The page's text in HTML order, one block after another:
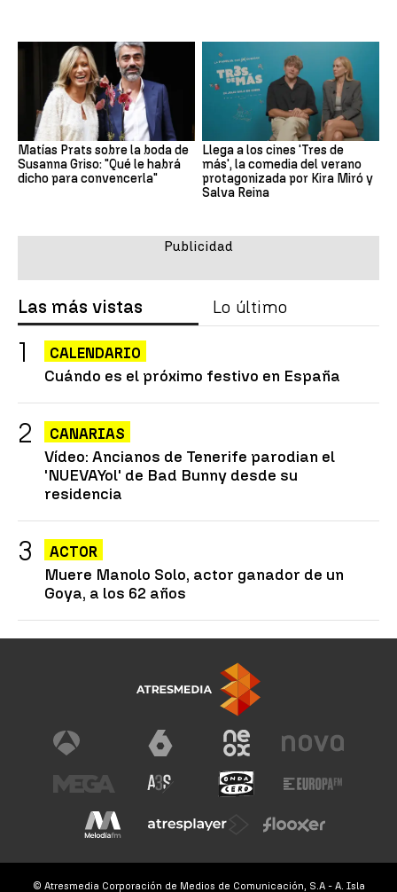
Matías Prats sobre la boda de
Susanna Griso: "Qué le habrá
dicho para convencerla"
Llega a los cines 'Tres de
más', la comedia del verano
protagonizada por Kira Miró y
Salva Reina
Las más vistas Lo último
CALENDARIO
Cuándo es el próximo festivo en España
CANARIAS
Vídeo: Ancianos de Tenerife parodian el
'NUEVAYol' de Bad Bunny desde su
residencia
ACTOR
Muere Manolo Solo, actor ganador de un
Goya, a los 62 años
© Atresmedia Corporación de Medios de Comunicación, S.A - A. Isla